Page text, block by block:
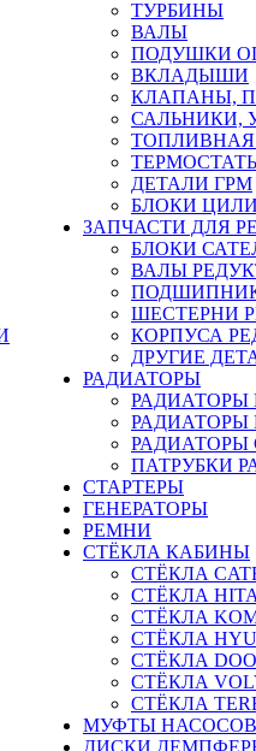
ТУРБИНЫ
ВАЛЫ
ПОДУШКИ
ВКЛАДЫШИ
КЛАПАНЫ,
САЛЬНИКИ,
ДЕТАЛИ ГРМ
БЛОКИ
ЗАПЧАСТИ ДЛЯ
БЛОКИ
ВАЛЫ
ШЕСТЕРНИ
КОРПУСА
ДРУГИЕ
РАДИАТОРЫ
РАДИАТОРЫ
РАДИАТОРЫ
РАДИАТОРЫ
ПАТРУБКИ
СТАРТЕРЫ
ГЕНЕРАТОРЫ
РЕМНИ
СТЁКЛА КАБИНЫ
СТЁКЛА
СТЁКЛА
СТЁКЛА
СТЁКЛА
СТЁКЛА
СТЁКЛА
СТЁКЛА
МУФТЫ НАСОСОВ
ДИСКИ